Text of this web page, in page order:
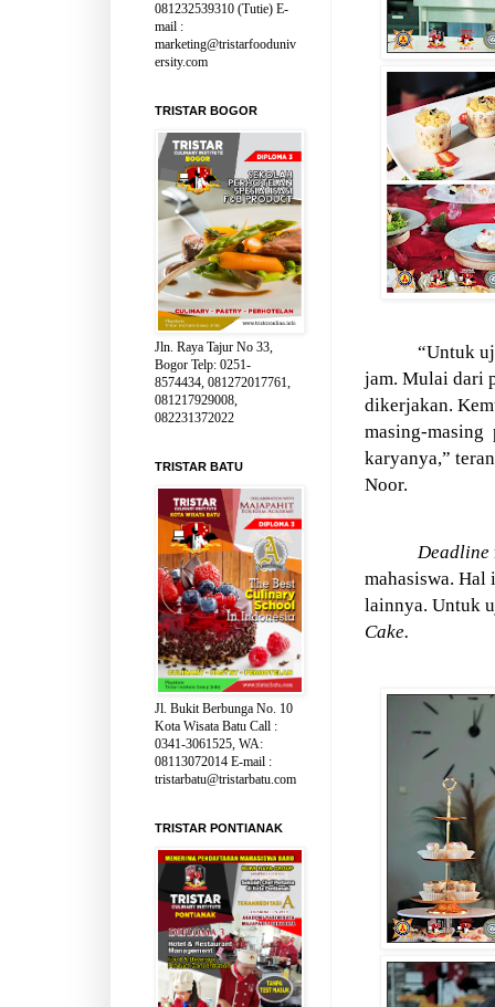
“Untuk
jam. Mulai dari
dikerjakan.
masing-masing
karyanya,”
Noor.
Deadline
mahasiswa.
lainnya. Untuk
Cake.
081232539310 (Tutie) E-
mail :
marketing@tristarfooduniv
ersity.com
TRISTAR BOGOR
Jln. Raya Tajur No 33,
Bogor Telp: 0251-
8574434, 081272017761,
081217929008,
082231372022
TRISTAR BATU
Jl. Bukit Berbunga No. 10
Kota Wisata Batu Call :
0341-3061525, WA:
08113072014 E-mail :
tristarbatu@tristarbatu.com
TRISTAR PONTIANAK